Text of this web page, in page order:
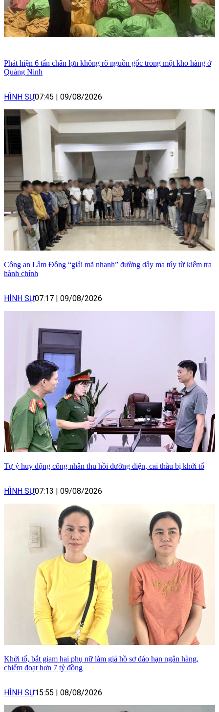
Phát hiện 6 tấn chân lợn không rõ nguồn gốc trong một kho hàng ở
Quảng Ninh
HÌNH SỰ07:45 09/08/2026
Công an Lâm Đồng “giải mã nhanh” đường dây ma túy từ kiểm tra
hành chính
HÌNH SỰ07:17 09/08/2026
Tự ý huy động công nhân thu hồi đường điện, cai thầu bị khởi tố
HÌNH SỰ07:13 09/08/2026
Khởi tố, bắt giam hai phụ nữ làm giả hồ sơ đáo hạn ngân hàng,
chiếm đoạt hơn 7 tỷ đồng
HÌNH SỰ15:55 08/08/2026